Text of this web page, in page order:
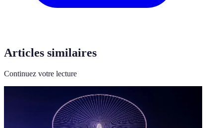
Articles similaires
Continuez votre lecture